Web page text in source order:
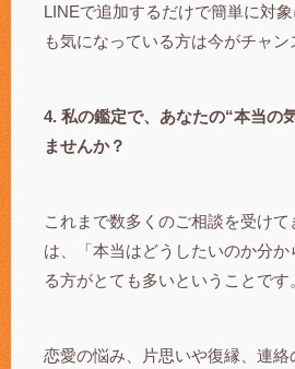
LINEで追加するだけで簡単に対
も気になっている方は今がチャン
4. 私の鑑定で、あなたの“本当の
ませんか？
これまで数多くのご相談を受け
は、「本当はどうしたいのか分
る方がとても多いということです
恋愛の悩み、片思いや復縁、連絡